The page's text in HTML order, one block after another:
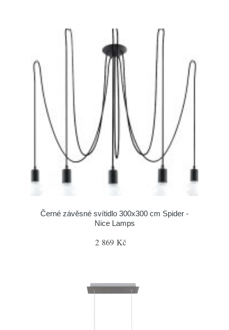
Černé závěsné svítidlo 300x300 cm Spider -
Nice Lamps
2 869 Kč